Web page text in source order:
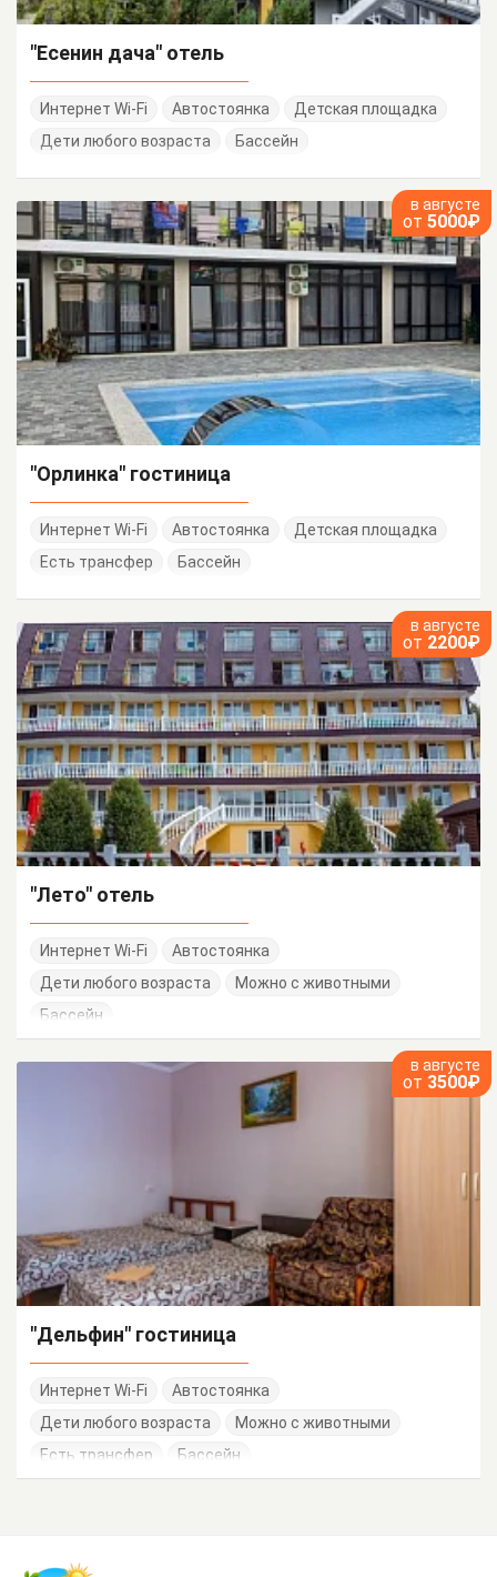
"Есенин дача" отель
Интернет Wi-Fi Автостоянка
Детская площадка
Дети любого возраста
Бассейн
в августе
от 5000₽
"Орлинка" гостиница
Интернет Wi-Fi Автостоянка
Детская площадка
Есть трансфер
Бассейн
в августе
от 2200₽
"Лето" отель
Интернет Wi-Fi
Автостоянка
Дети любого возраста
Можно с животными
Бассейн
в августе
от 3500₽
"Дельфин" гостиница
Интернет Wi-Fi
Автостоянка
Дети любого возраста
Можно с животными
Есть трансфер
Бассейн